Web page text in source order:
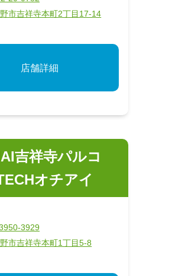
市吉祥寺本町2丁目17-14
店舗詳細
吉祥寺パルコ
オチアイ
3929
市吉祥寺本町1丁目5-8